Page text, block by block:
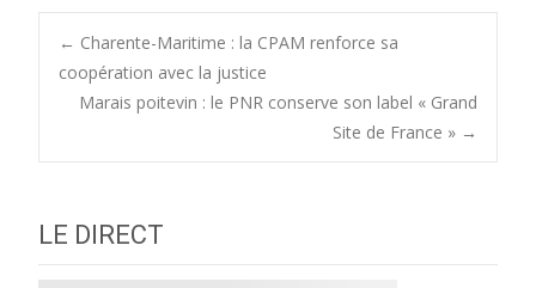
Post
navigation
← Charente-Maritime : la CPAM renforce sa
coopération avec la justice
Marais poitevin : le PNR conserve son label « Grand
Site de France » →
LE DIRECT